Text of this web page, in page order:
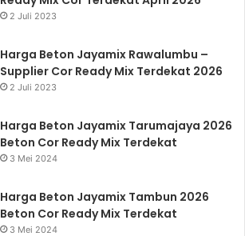
2 Juli 2023
Harga Beton Jayamix Rawalumbu –
Supplier Cor Ready Mix Terdekat 2026
2 Juli 2023
Harga Beton Jayamix Tarumajaya 2026
Beton Cor Ready Mix Terdekat
3 Mei 2024
Harga Beton Jayamix Tambun 2026
Beton Cor Ready Mix Terdekat
3 Mei 2024